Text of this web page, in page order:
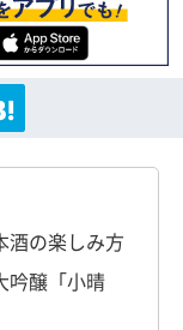
酒の楽しみ方
吟醸「小晴